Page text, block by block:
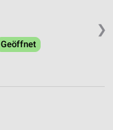
❯
Geöffnet